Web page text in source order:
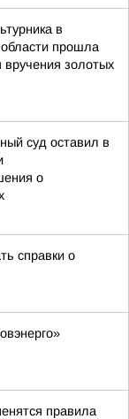
в
прошла
золотых
суд оставил в
о
справки о
правила